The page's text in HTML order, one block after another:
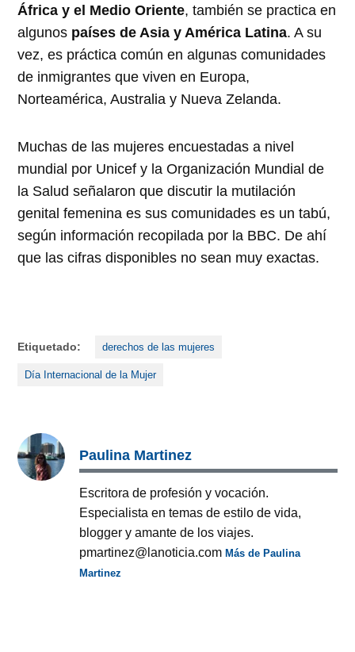
África y el Medio Oriente, también se practica en
algunos países de Asia y América Latina. A su
vez, es práctica común en algunas comunidades
de inmigrantes que viven en Europa,
Norteamérica, Australia y Nueva Zelanda.
Muchas de las mujeres encuestadas a nivel
mundial por Unicef y la Organización Mundial de
la Salud señalaron que discutir la mutilación
genital femenina es sus comunidades es un tabú,
según información recopilada por la BBC. De ahí
que las cifras disponibles no sean muy exactas.
Etiquetado: derechos de las mujeres
Día Internacional de la Mujer
Paulina Martinez
Escritora de profesión y vocación.
Especialista en temas de estilo de vida,
blogger y amante de los viajes.
pmartinez@lanoticia.comMás de Paulina
Martinez